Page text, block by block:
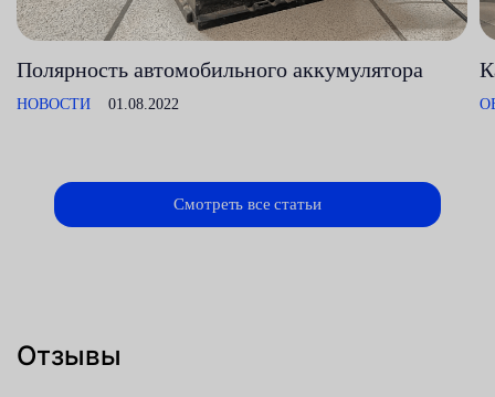
Полярность автомобильного аккумулятора
НОВОСТИ 01.08.2022
Смотреть все статьи
Отзывы